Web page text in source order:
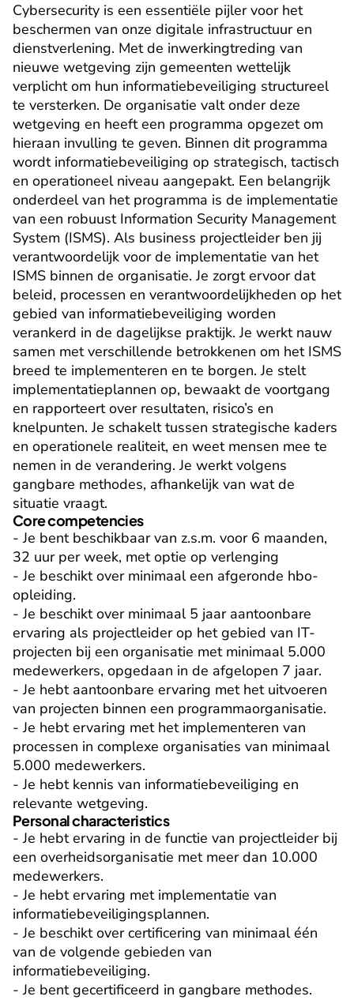
Cybersecurity is een essentiële pijler voor het
beschermen van onze digitale infrastructuur en
dienstverlening. Met de inwerkingtreding van
nieuwe wetgeving zijn gemeenten wettelijk
verplicht om hun informatiebeveiliging structureel
te versterken. De organisatie valt onder deze
wetgeving en heeft een programma opgezet om
hieraan invulling te geven. Binnen dit programma
wordt informatiebeveiliging op strategisch, tactisch
en operationeel niveau aangepakt. Een belangrijk
onderdeel van het programma is de implementatie
van een robuust Information Security Management
System (ISMS). Als business projectleider ben jij
verantwoordelijk voor de implementatie van het
ISMS binnen de organisatie. Je zorgt ervoor dat
beleid, processen en verantwoordelijkheden op het
gebied van informatiebeveiliging worden
verankerd in de dagelijkse praktijk. Je werkt nauw
samen met verschillende betrokkenen om het ISMS
breed te implementeren en te borgen. Je stelt
implementatieplannen op, bewaakt de voortgang
en rapporteert over resultaten, risico’s en
knelpunten. Je schakelt tussen strategische kaders
en operationele realiteit, en weet mensen mee te
nemen in de verandering. Je werkt volgens
gangbare methodes, afhankelijk van wat de
situatie vraagt.
Core competencies
- Je bent beschikbaar van z.s.m. voor 6 maanden,
32 uur per week, met optie op verlenging
- Je beschikt over minimaal een afgeronde hbo-
opleiding.
- Je beschikt over minimaal 5 jaar aantoonbare
ervaring als projectleider op het gebied van IT-
projecten bij een organisatie met minimaal 5.000
medewerkers, opgedaan in de afgelopen 7 jaar.
- Je hebt aantoonbare ervaring met het uitvoeren
van projecten binnen een programmaorganisatie.
- Je hebt ervaring met het implementeren van
processen in complexe organisaties van minimaal
5.000 medewerkers.
- Je hebt kennis van informatiebeveiliging en
relevante wetgeving.
Personal characteristics
- Je hebt ervaring in de functie van projectleider bij
een overheidsorganisatie met meer dan 10.000
medewerkers.
- Je hebt ervaring met implementatie van
informatiebeveiligingsplannen.
- Je beschikt over certificering van minimaal één
van de volgende gebieden van
informatiebeveiliging.
- Je bent gecertificeerd in gangbare methodes.